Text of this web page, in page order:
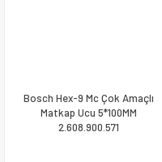
Bosch Hex-9 Mc Çok Amaçlı
Matkap Ucu 5*100MM
2.608.900.571